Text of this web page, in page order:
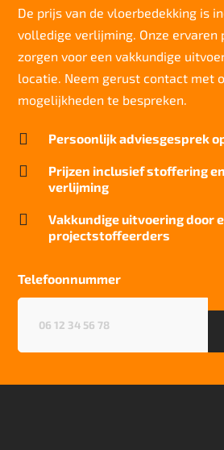
>7
Slijtvastheid NF EN 1307
klasse 33 LC 1+ Rolstoel A
Thermische weerstand
0,15 m²C° / W
23 dB
Brandwerend
Bfl-S1
Kwaliteitslabel GUT
66dd7DB1
sterk
Project gebruik
sterk
De prijs van de vloerbedekking is
volledige verlijming. Onze
zorgen voor een vakkundige
locatie. Neem gerust contact met
mogelijkheden te bespreken.
 Persoonlijk adviesgesprek

Prijzen inclusief stoffering
verlijming

Vakkundige uitvoering door
projectstoffeerders
Telefoonnummer